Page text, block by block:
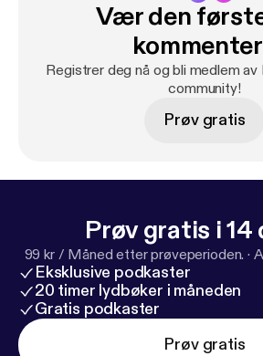
Vær den
Registrer deg nå og bli medlem
community!
Prøv gratis
Prøv gratis i 14
99 kr / Måned etter prøveperioden. ·
Eksklusive podkaster
20 timer lydbøker i måneden
Gratis podkaster
Prøv gratis